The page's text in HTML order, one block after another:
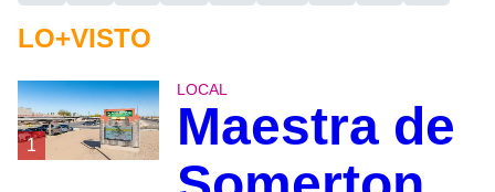
LO+VISTO
1
LOCAL
Maestra de